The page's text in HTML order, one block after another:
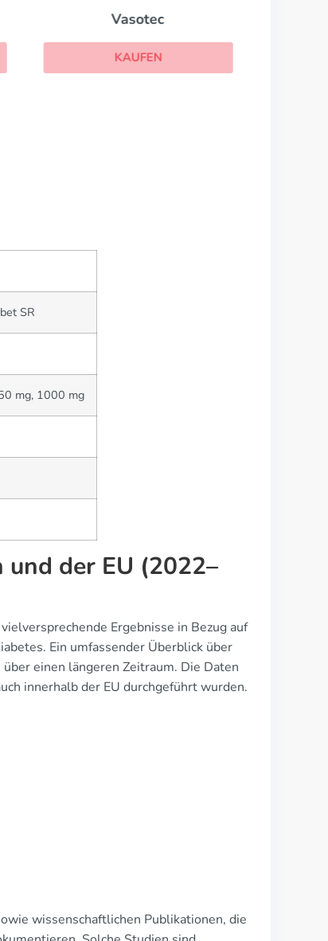
Vasotec
KAUFEN
SR
mg, 1000 mg
der EU (2022–
Ergebnisse in Bezug auf
Ein umfassender Überblick über
einen längeren Zeitraum. Die Daten
innerhalb der EU durchgeführt wurden.
wissenschaftlichen Publikationen, die